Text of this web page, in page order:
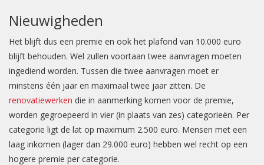
Nieuwigheden
Het blijft dus een premie en ook het plafond van 10.000 euro
blijft behouden. Wel zullen voortaan twee aanvragen moeten
ingediend worden. Tussen die twee aanvragen moet er
minstens één jaar en maximaal twee jaar zitten. De
renovatiewerken die in aanmerking komen voor de premie,
worden gegroepeerd in vier (in plaats van zes) categorieën. Per
categorie ligt de lat op maximum 2.500 euro. Mensen met een
laag inkomen (lager dan 29.000 euro) hebben wel recht op een
hogere premie per categorie.